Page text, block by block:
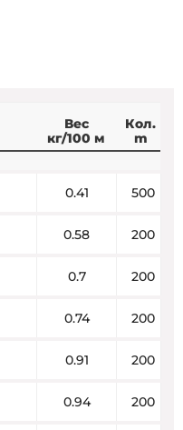
Вес
кг/100 м
Кол.
m
0.41 500
0.58 200
0.7 200
0.74 200
0.91 200
0.94 200